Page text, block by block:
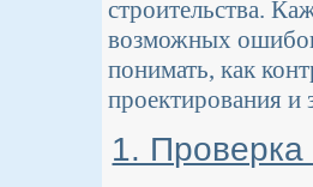
строительства.
возможных
понимать, как
проектирования и
1. Проверка